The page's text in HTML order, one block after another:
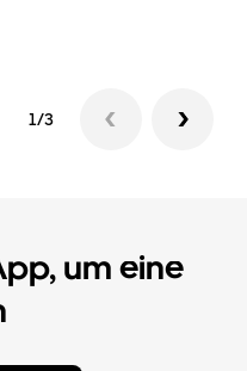
1/3
um eine